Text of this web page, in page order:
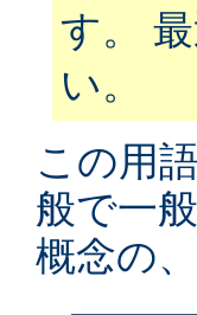
す。
い。
この用
般で一
概念の